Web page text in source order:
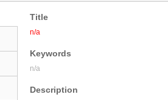
Title
n/a
Keywords
n/a
Description